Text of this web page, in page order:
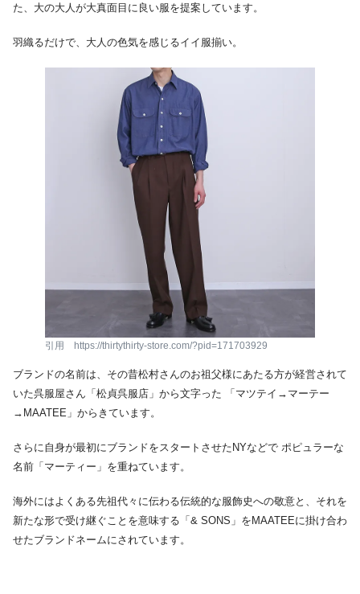
た、大の大人が大真面目に良い服を提案しています。
羽織るだけで、大人の色気を感じるイイ服揃い。
引用 https://thirtythirty-store.com/?pid=171703929
ブランドの名前は、その昔松村さんのお祖父様にあたる方が経営されて
いた呉服屋さん「松貞呉服店」から文字った 「マツテイ→マーテー
→MAATEE」からきています。
さらに自身が最初にブランドをスタートさせたNYなどで ポピュラーな
名前「マーティー」を重ねています。
海外にはよくある先祖代々に伝わる伝統的な服飾史への敬意と、それを
新たな形で受け継ぐことを意味する「& SONS」をMAATEEに掛け合わ
せたブランドネームにされています。